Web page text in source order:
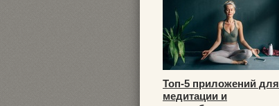
Топ-5 приложений для
медитации и